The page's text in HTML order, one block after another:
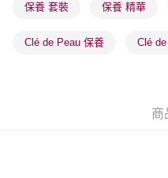
每筆HK$65.00，滿HK$300.00
確認發貨後1-3 工作天送達，
(香港門市) 只顯示可選門市。
保養 套裝 保養 精華
Clé de Peau 保養 Clé
商